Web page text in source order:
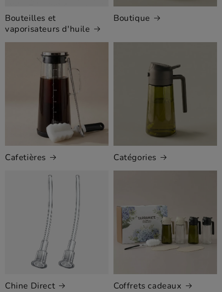
Bouteilles et
vaporisateurs d'huile
Boutique
Cafetières Catégories
Chine Direct Coffrets cadeaux